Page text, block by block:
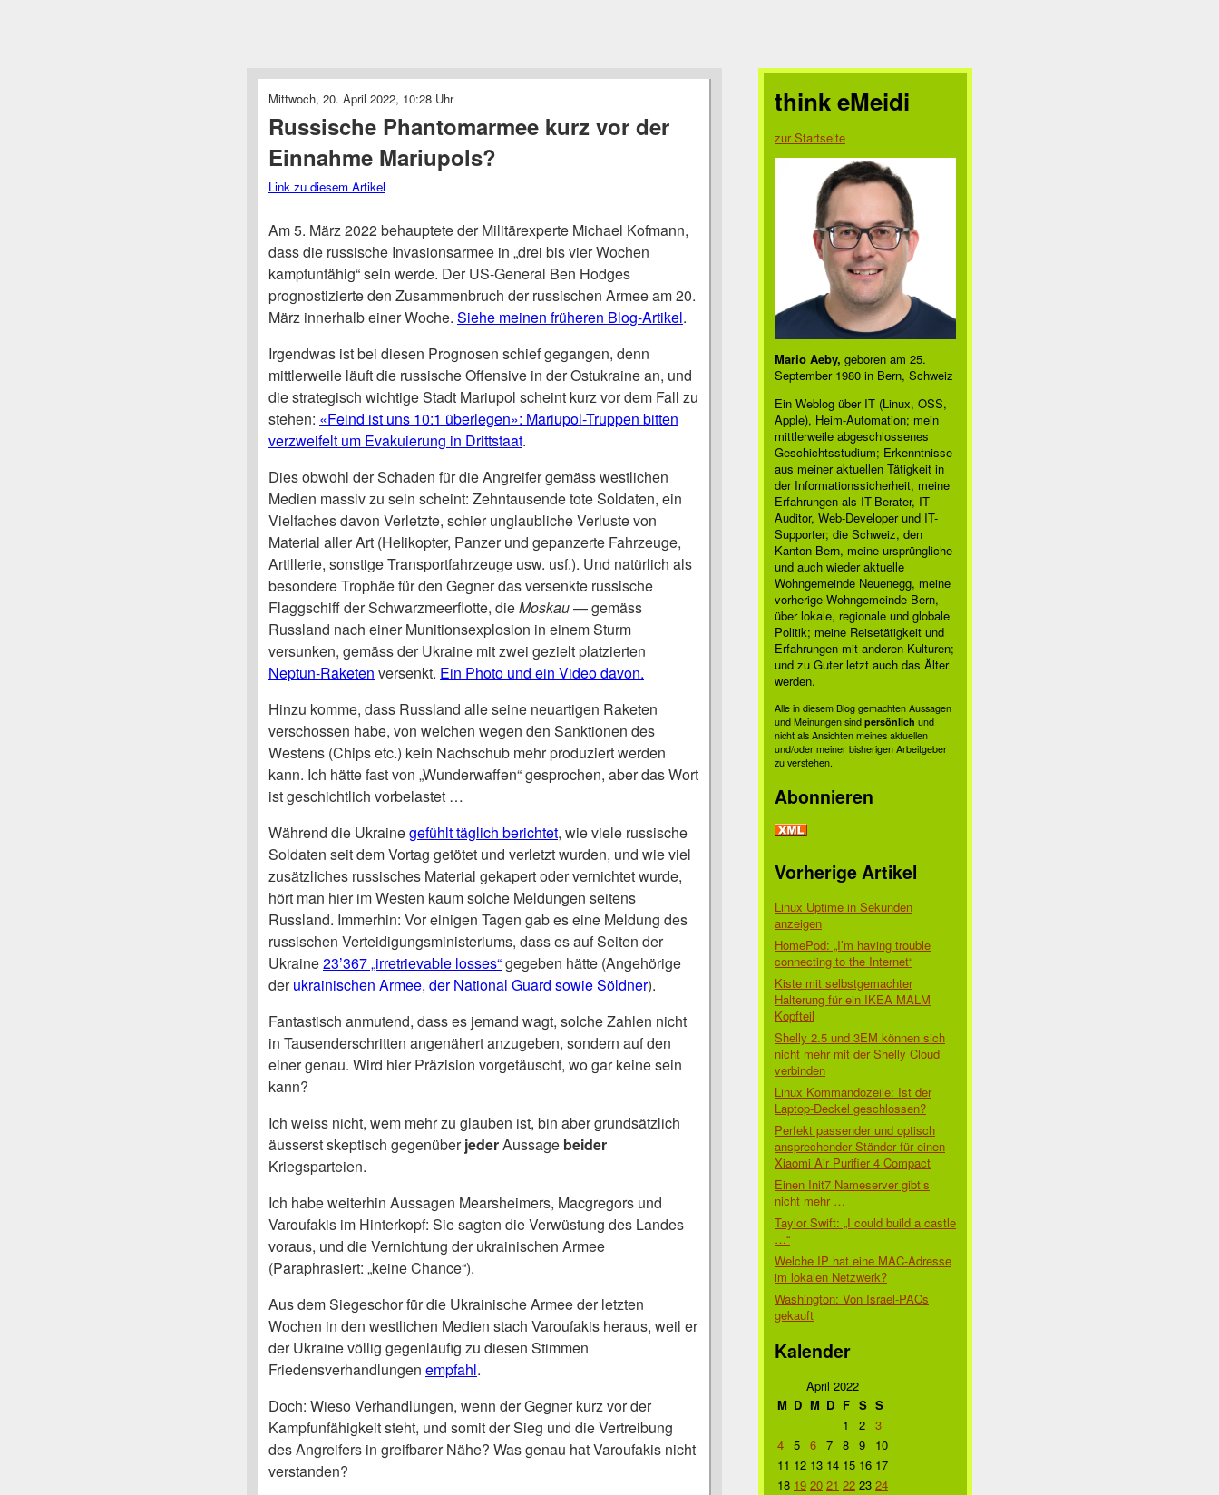
Mittwoch, 20. April 2022, 10:28 Uhr
Russische Phantomarmee kurz vor der
Einnahme Mariupols?
Link zu diesem Artikel
Am 5. März 2022 behauptete der Militärexperte Michael Kofmann,
dass die russische Invasionsarmee in „drei bis vier Wochen
kampfunfähig“ sein werde. Der US-General Ben Hodges
prognostizierte den Zusammenbruch der russischen Armee am 20.
März innerhalb einer Woche. Siehe meinen früheren Blog-Artikel.
Irgendwas ist bei diesen Prognosen schief gegangen, denn
mittlerweile läuft die russische Offensive in der Ostukraine an, und
die strategisch wichtige Stadt Mariupol scheint kurz vor dem Fall zu
stehen: «Feind ist uns 10:1 überlegen»: Mariupol-Truppen bitten
verzweifelt um Evakuierung in Drittstaat.
Dies obwohl der Schaden für die Angreifer gemäss westlichen
Medien massiv zu sein scheint: Zehntausende tote Soldaten, ein
Vielfaches davon Verletzte, schier unglaubliche Verluste von
Material aller Art (Helikopter, Panzer und gepanzerte Fahrzeuge,
Artillerie, sonstige Transportfahrzeuge usw. usf.). Und natürlich als
besondere Trophäe für den Gegner das versenkte russische
Flaggschiff der Schwarzmeerflotte, dieMoskau— gemäss
Russland nach einer Munitionsexplosion in einem Sturm
versunken, gemäss der Ukraine mit zwei gezielt platzierten
Neptun-Raketen versenkt. Ein Photo und ein Video davon.
Hinzu komme, dass Russland alle seine neuartigen Raketen
verschossen habe, von welchen wegen den Sanktionen des
Westens (Chips etc.) kein Nachschub mehr produziert werden
kann. Ich hätte fast von „Wunderwaffen“ gesprochen, aber das Wort
ist geschichtlich vorbelastet …
Während die Ukrainegefühlt täglich berichtet, wie viele russische
Soldaten seit dem Vortag getötet und verletzt wurden, und wie viel
zusätzliches russisches Material gekapert oder vernichtet wurde,
hört man hier im Westen kaum solche Meldungen seitens
Russland. Immerhin: Vor einigen Tagen gab es eine Meldung des
russischen Verteidigungsministeriums, dass es auf Seiten der
Ukraine23’367 „irretrievable losses“gegeben hätte (Angehörige
derukrainischen Armee, der National Guard sowie Söldner).
Fantastisch anmutend, dass es jemand wagt, solche Zahlen nicht
in Tausenderschritten angenähert anzugeben, sondern auf den
einer genau. Wird hier Präzision vorgetäuscht, wo gar keine sein
kann?
Ich weiss nicht, wem mehr zu glauben ist, bin aber grundsätzlich
äusserst skeptisch gegenüberjederAussage beider
Kriegsparteien.
Ich habe weiterhin Aussagen Mearsheimers, Macgregors und
Varoufakis im Hinterkopf: Sie sagten die Verwüstung des Landes
voraus, und die Vernichtung der ukrainischen Armee
(Paraphrasiert: „keine Chance“).
Aus dem Siegeschor für die Ukrainische Armee der letzten
Wochen in den westlichen Medien stach Varoufakis heraus, weil er
der Ukraine völlig gegenläufig zu diesen Stimmen
Friedensverhandlungen empfahl.
Doch: Wieso Verhandlungen, wenn der Gegner kurz vor der
Kampfunfähigkeit steht, und somit der Sieg und die Vertreibung
des Angreifers in greifbarer Nähe? Was genau hat Varoufakis nicht
verstanden?
think eMeidi
zur Startseite
Mario Aeby, geboren am 25.
September 1980 in Bern, Schweiz
Ein Weblog über IT (Linux, OSS,
Apple), Heim-Automation; mein
mittlerweile abgeschlossenes
Geschichtsstudium; Erkenntnisse
aus meiner aktuellen Tätigkeit in
der Informationssicherheit, meine
Erfahrungen als IT-Berater, IT-
Auditor, Web-Developer und IT-
Supporter; die Schweiz, den
Kanton Bern, meine ursprüngliche
und auch wieder aktuelle
Wohngemeinde Neuenegg, meine
vorherige Wohngemeinde Bern,
über lokale, regionale und globale
Politik; meine Reisetätigkeit und
Erfahrungen mit anderen Kulturen;
und zu Guter letzt auch das Älter
werden.
Alle in diesem Blog gemachten Aussagen
und Meinungen sind persönlich und
nicht als Ansichten meines aktuellen
und/oder meiner bisherigen Arbeitgeber
zu verstehen.
Abonnieren
Vorherige Artikel
Linux Uptime in Sekunden
anzeigen
HomePod: „I’m having trouble
connecting to the Internet“
Kiste mit selbstgemachter
Halterung für ein IKEA MALM
Kopfteil
Shelly 2.5 und 3EM können sich
nicht mehr mit der Shelly Cloud
verbinden
Linux Kommandozeile: Ist der
Laptop-Deckel geschlossen?
Perfekt passender und optisch
ansprechender Ständer für einen
Xiaomi Air Purifier 4 Compact
Einen Init7 Nameserver gibt’s
nicht mehr …
Taylor Swift: „I could build a castle
…“
Welche IP hat eine MAC-Adresse
im lokalen Netzwerk?
Washington: Von Israel-PACs
gekauft
Kalender
April 2022
M D M D F S S
1
2 3
4 5 6 7 8 9
10
11 12 13 14 15 16 17
18 19 20 21 22 23 24